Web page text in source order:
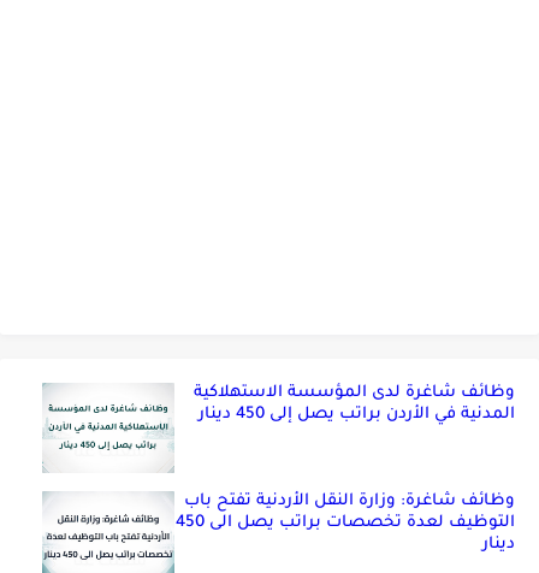
وظائف شاغرة لدى المؤسسة الاستهلاكية
المدنية في الأردن براتب يصل إلى 450 دينار
وظائف شاغرة: وزارة النقل الأردنية تفتح باب
التوظيف لعدة تخصصات براتب يصل الى 450
دينار